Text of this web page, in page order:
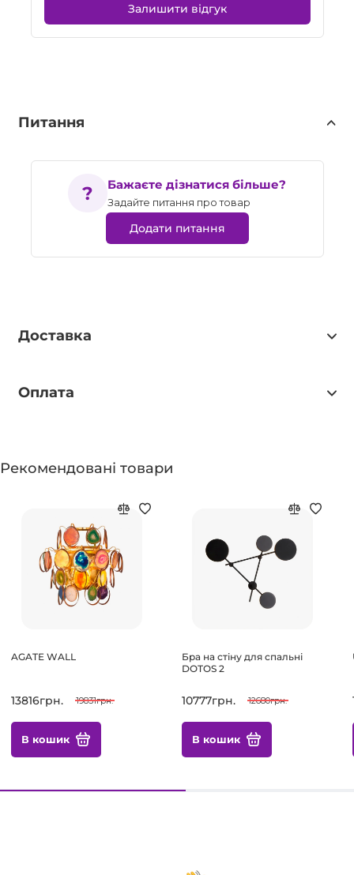
Залишити відгук
Питання
Бажаєте дізнатися більше?
Задайте питання про товар
Додати питання
Доставка
Оплата
Рекомендовані товари
AGATE WALL
13816грн. 19831грн.
В кошик
Бра на стіну для спальні
DOTOS 2
10777грн. 12680грн.
В кошик